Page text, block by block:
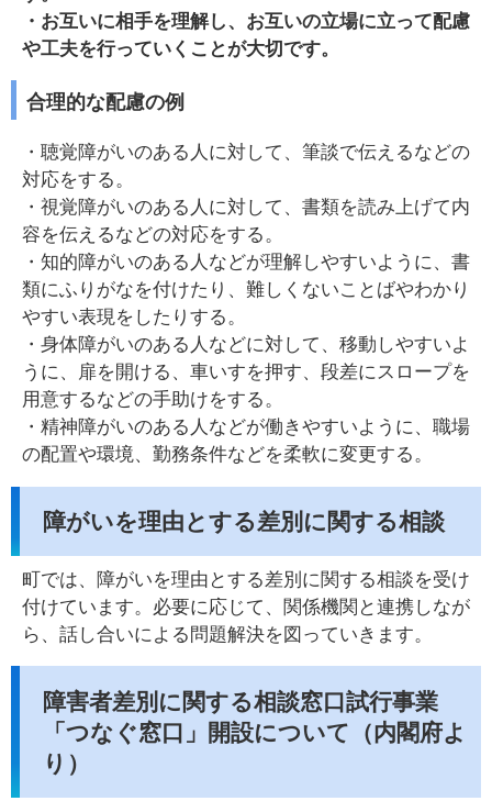
・お互いに相手を理解し、お互いの立場に立って配慮
や工夫を行っていくことが大切です。
合理的な配慮の例
・聴覚障がいのある人に対して、筆談で伝えるなどの
対応をする。
・視覚障がいのある人に対して、書類を読み上げて内
容を伝えるなどの対応をする。
・知的障がいのある人などが理解しやすいように、書
類にふりがなを付けたり、難しくないことばやわかり
やすい表現をしたりする。
・身体障がいのある人などに対して、移動しやすいよ
うに、扉を開ける、車いすを押す、段差にスロープを
用意するなどの手助けをする。
・精神障がいのある人などが働きやすいように、職場
の配置や環境、勤務条件などを柔軟に変更する。
障がいを理由とする差別に関する相談
町では、障がいを理由とする差別に関する相談を受け
付けています。必要に応じて、関係機関と連携しなが
ら、話し合いによる問題解決を図っていきます。
障害者差別に関する相談窓口試行事業
「つなぐ窓口」開設について（内閣府よ
り）